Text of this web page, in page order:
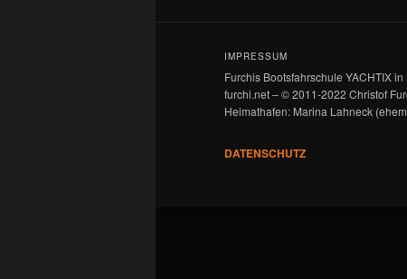
IMPRESSUM
Furchis Bootsfahrschule YACHTIX
furchi.net – © 2011-2022 Christof
Heimathafen: Marina Lahneck
DATENSCHUTZ